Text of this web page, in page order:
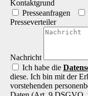
Kontaktgrund
Presseanfragen
Presseverteiler
Nachricht
Ich habe die
diese. Ich bin mit der
vorstehenden